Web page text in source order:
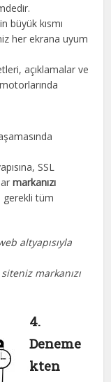
büyük kısmı
her ekrana uyum
açıklamalar ve
SSL
markanızı
tüm
altyapısıyla
markanızı
4.
Deneme
kten